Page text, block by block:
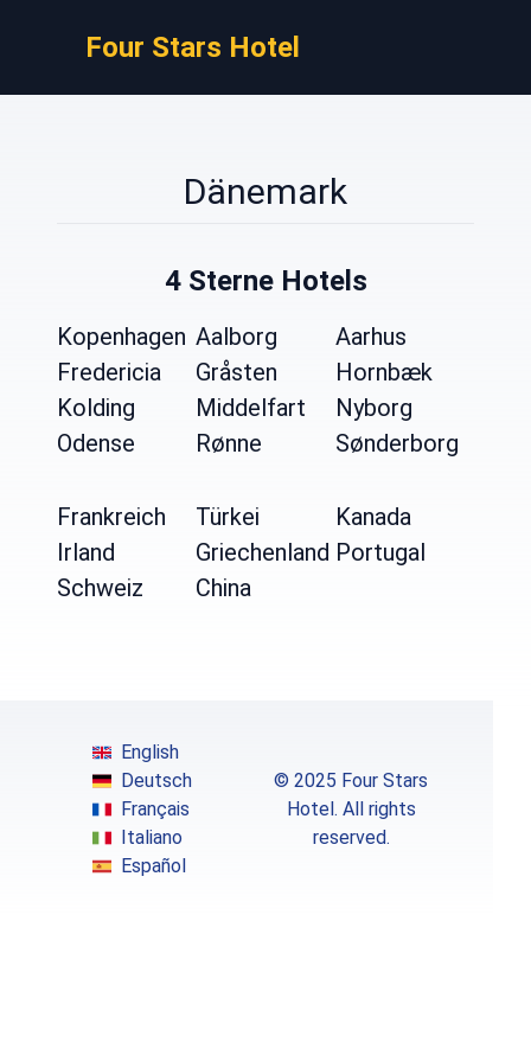
Four Stars Hotel
Dänemark
4 Sterne Hotels
Kopenhagen Aalborg
Aarhus
Fredericia
Gråsten
Hornbæk
Kolding
Middelfart
Nyborg
Odense
Rønne Sønderborg
Frankreich Türkei
Kanada
Irland
Griechenland Portugal
Schweiz
China
English
Deutsch
Français
Italiano
Español
© 2025 Four Stars
Hotel. All rights
reserved.